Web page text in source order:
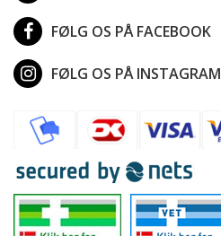
FØLG OS PÅ FACEBOOK
FØLG OS PÅ INSTAGRAM